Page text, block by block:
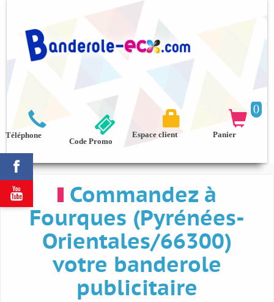



Téléphone
0

Panier

Espace client
Code Promo
Commandez à
Fourques (Pyrénées-
Orientales/66300)
votre banderole
publicitaire